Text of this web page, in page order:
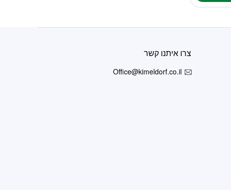
בעמוד
צרו איתנו קשר
Office@kimeldorf.co.il